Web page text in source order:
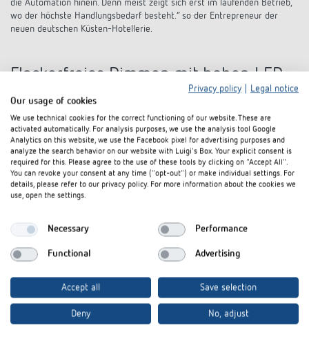
die Automation hinein. Denn meist zeigt sich erst im laufenden Betrieb,
wo der höchste Handlungsbedarf besteht.“ so der Entrepreneur der
neuen deutschen Küsten-Hotellerie.
Flackerfreies Dimmen mit hohen LED-
Dimmleistungen
„Um eine komfortable Lichtsteuerung zu ermöglichen, haben wir KNX
Dimmaktoren von Theben als Basis der Beleuchtungssteuerung im KNX-
System integriert.“ Berichtet Architekt Thomas Ladehoff. Theben KNX
Dimmaktoren wie der verbaute DM 8-2 T KNX bieten hohe LED
Dimmleistungen von bis zu 200 Watt pro Kanal und ermöglichen
flackerfreies, lineares Dimmen sämtlicher LED-Leuchtmittel, sofern dies
auch das Leuchtmittel unterstützt. Und das nicht nur auf dem Papier,
Parallelschalten von Kanälen lässt sich die Leistung beim DM 8-2 T KNX
Dimmaktoren dank der automatischen Lasterkennung, wie das LED-
Störfaktoren, wie extrem hohe Einschaltströme, die zum Neustart oder
der erneuten Suche nach dem richtigen Dimmweg führen, können durch
Einstellungen in der Theben KNX Applikation umgangen werden.
Privacy policy
Legal notice
Our usage of cookies
We use technical cookies for the correct functioning of our website. These are
activated automatically. For analysis purposes, we use the analysis tool Google
Analytics on this website, we use the Facebook pixel for advertising purposes and
analyze the search behavior on our website with Luigi's Box. Your explicit consent is
required for this. Please agree to the use of these tools by clicking on "Accept All".
You can revoke your consent at any time ("opt-out") or make individual settings. For
details, please refer to our privacy policy. For more information about the cookies we
use, open the settings.
Necessary Performance
Functional Advertising
Accept all Save selection
Deny No, adjust